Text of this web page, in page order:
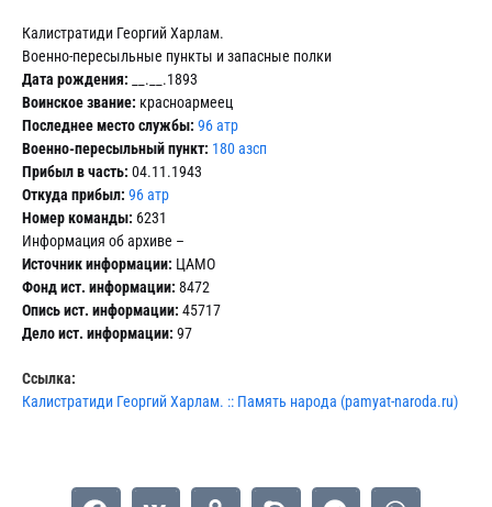
Калистратиди Георгий Харлам.
Военно-пересыльные пункты и запасные полки
Дата рождения: __.__.1893
Воинское звание: красноармеец
Последнее место службы: 96 атр
Военно-пересыльный пункт: 180 азсп
Прибыл в часть: 04.11.1943
Откуда прибыл: 96 атр
Номер команды: 6231
Информация об архиве –
Источник информации: ЦАМО
Фонд ист. информации: 8472
Опись ист. информации: 45717
Дело ист. информации: 97
Ссылка:
Калистратиди Георгий Харлам. :: Память народа (pamyat-naroda.ru)